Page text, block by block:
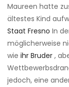
Maureen hatte
ältestes Kind
Staat Fresno In
möglicherweise
wie ihr Bruder ,
jedoch, eine